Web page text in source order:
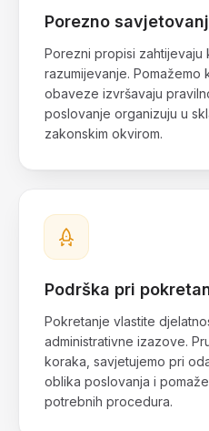
Porezno
Porezni propisi zahtijevaju
razumijevanje. Pomažemo
obaveze izvršavaju
poslovanje organizuju u
zakonskim okvirom.
Podrška pri
Pokretanje vlastite
administrativne izazove.
koraka, savjetujemo pri
oblika poslovanja i
potrebnih procedura.